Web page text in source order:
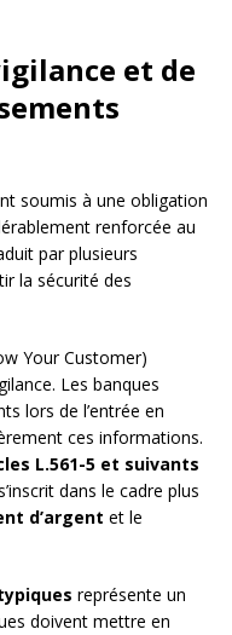
et de
soumis à une obligation
renforcée au
par plusieurs
la sécurité des
Your Customer)
Les banques
lors de l’entrée en
ces informations.
L.561-5 et suivants
dans le cadre plus
d’argent et le
représente un
doivent mettre en